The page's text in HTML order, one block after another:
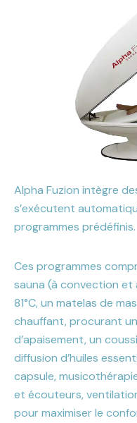
Alpha Fuzion intègre
s’exécutent
programmes prédéfinis.
Ces programmes
sauna (à convection et
81°C, un matelas de
chauffant, procurant
d’apaisement, un
diffusion d’huiles
capsule,
et écouteurs,
pour maximiser le